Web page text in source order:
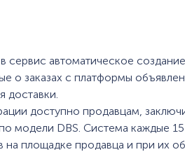
сервис автоматическое
о заказах с платформы
доступно продавцам,
модели DBS. Система каждые 15
на площадке продавца и при их